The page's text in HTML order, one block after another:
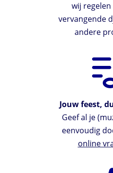
wij
vervangende
andere
Jouw feest,
Geef al je
eenvoudig
online